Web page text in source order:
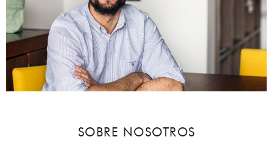
SOBRE NOSOTROS